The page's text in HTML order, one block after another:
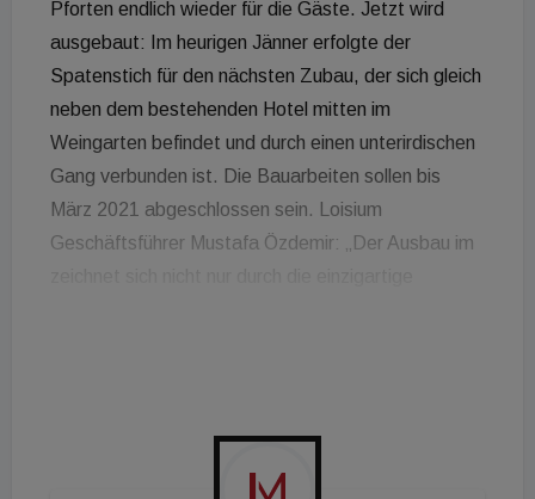
Pforten endlich wieder für die Gäste. Jetzt wird
ausgebaut: Im heurigen Jänner erfolgte der
Spatenstich für den nächsten Zubau, der sich gleich
neben dem bestehenden Hotel mitten im
Weingarten befindet und durch einen unterirdischen
Gang verbunden ist. Die Bauarbeiten sollen bis
März 2021 abgeschlossen sein. Loisium
Geschäftsführer Mustafa Özdemir: „Der Ausbau im
darauf, diese Fusion aus Tradition und Moderne
unseren Gästen erlebbar zu machen.“